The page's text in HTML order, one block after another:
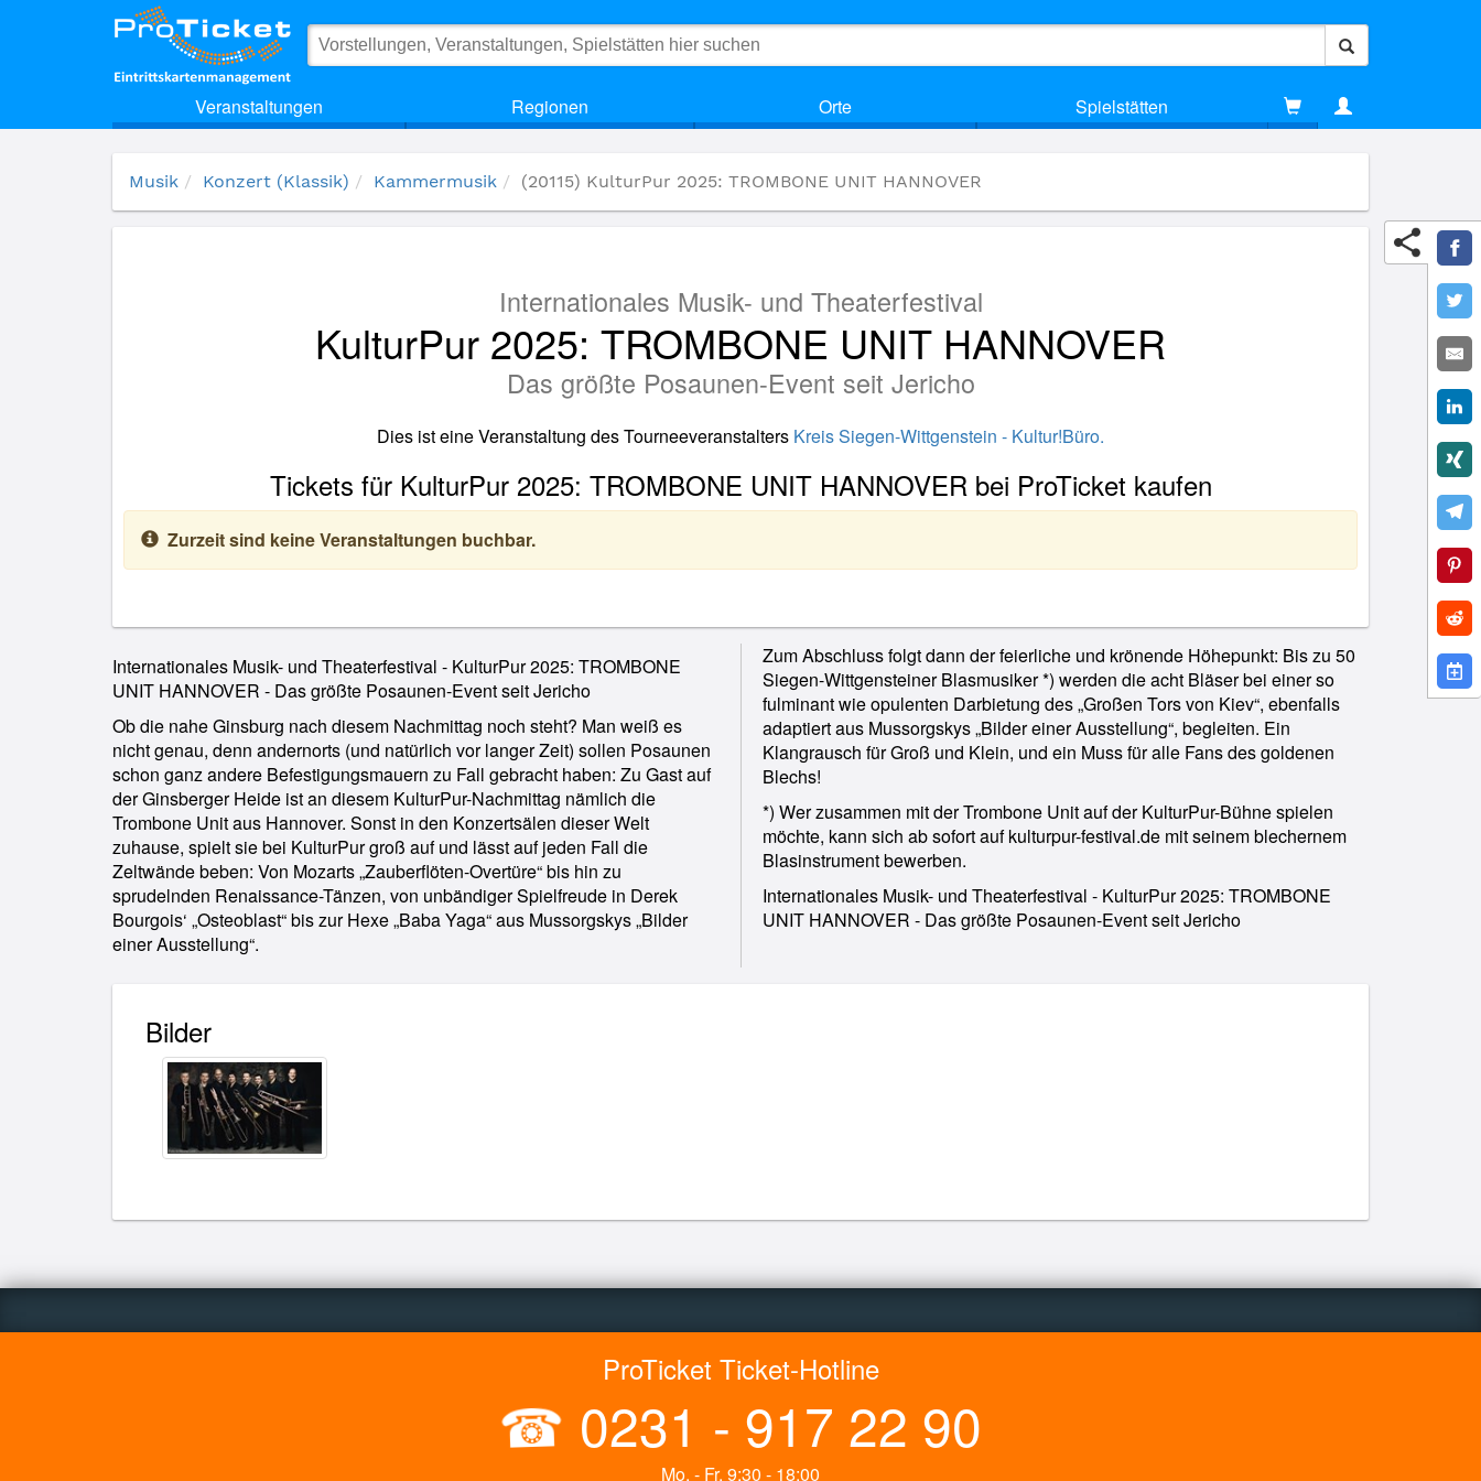
Veranstaltungen Regionen Orte Spielstätten
(20115) KulturPur 2025: TROMBONE UNIT HANNOVER
Musik Konzert (Klassik) Kammermusik (20115) KulturPur 2025: TROMBONE UNIT HANNOVER
Internationales Musik- und Theaterfestival
KulturPur 2025: TROMBONE UNIT HANNOVER
Das größte Posaunen-Event seit Jericho
Dies ist eine Veranstaltung des Tourneeveranstalters Kreis Siegen-Wittgenstein - Kultur!Büro.
Tickets für KulturPur 2025: TROMBONE UNIT HANNOVER bei ProTicket kaufen
Zurzeit sind keine Veranstaltungen buchbar.
Internationales Musik- und Theaterfestival - KulturPur 2025: TROMBONE
UNIT HANNOVER - Das größte Posaunen-Event seit Jericho
Ob die nahe Ginsburg nach diesem Nachmittag noch steht? Man weiß es
nicht genau, denn andernorts (und natürlich vor langer Zeit) sollen Posaunen
schon ganz andere Befestigungsmauern zu Fall gebracht haben: Zu Gast auf
der Ginsberger Heide ist an diesem KulturPur-Nachmittag nämlich die
Trombone Unit aus Hannover. Sonst in den Konzertsälen dieser Welt
zuhause, spielt sie bei KulturPur groß auf und lässt auf jeden Fall die
Zeltwände beben: Von Mozarts „Zauberflöten-Overtüre“ bis hin zu
sprudelnden Renaissance-Tänzen, von unbändiger Spielfreude in Derek
Bourgois‘ „Osteoblast“ bis zur Hexe „Baba Yaga“ aus Mussorgskys „Bilder
einer Ausstellung“.
Zum Abschluss folgt dann der feierliche und krönende Höhepunkt: Bis zu 50
Siegen-Wittgensteiner Blasmusiker *) werden die acht Bläser bei einer so
fulminant wie opulenten Darbietung des „Großen Tors von Kiev“, ebenfalls
adaptiert aus Mussorgskys „Bilder einer Ausstellung“, begleiten. Ein
Klangrausch für Groß und Klein, und ein Muss für alle Fans des goldenen
Blechs!
*) Wer zusammen mit der Trombone Unit auf der KulturPur-Bühne spielen
möchte, kann sich ab sofort auf kulturpur-festival.de mit seinem blechernem
Blasinstrument bewerben.
Internationales Musik- und Theaterfestival - KulturPur 2025: TROMBONE
UNIT HANNOVER - Das größte Posaunen-Event seit Jericho
Bilder
ProTicket Ticket-Hotline
☎ 0231 - 917 22 90
Mo. - Fr. 9:30 - 18:00